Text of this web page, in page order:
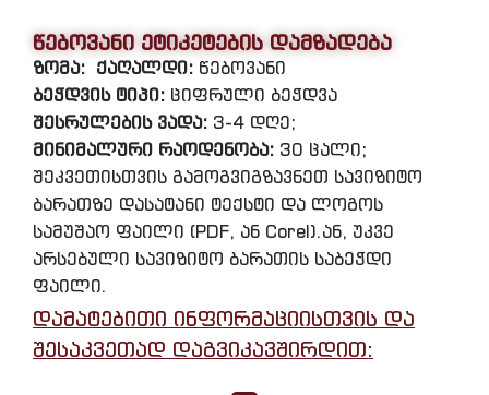
წებოვანი ეტიკეტების დამზადება
ზომა: ქაღალდი: წებოვანი
ბეჭდვის ტიპი: ციფრული ბეჭდვა
შესრულების ვადა: 3-4 დღე;
მინიმალური რაოდენობა: 30 ცალი;
შეკვეთისთვის გამოგვიგზავნეთ სავიზიტო
ბარათზე დასატანი ტექსტი და ლოგოს
სამუშაო ფაილი (PDF, ან Corel).ან, უკვე
არსებული სავიზიტო ბარათის საბეჭდი
ფაილი.
დამატებითი ინფორმაციისთვის და
შესაკვეთად დაგვიკავშირდით: